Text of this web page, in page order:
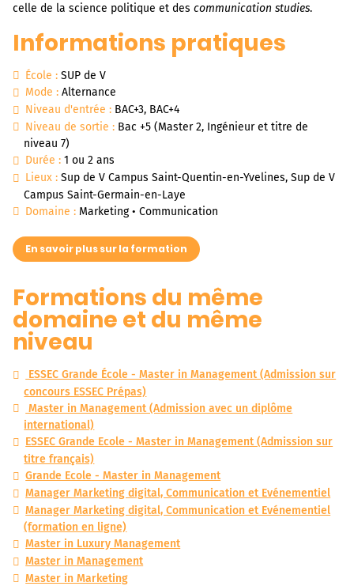
celle de la science politique et des communication studies.
Informations pratiques
École : SUP de V
Mode : Alternance
Niveau d'entrée : BAC+3, BAC+4
Niveau de sortie : Bac +5 (Master 2, Ingénieur et titre de
niveau 7)
Durée : 1 ou 2 ans
Lieux : Sup de V Campus Saint-Quentin-en-Yvelines, Sup de V
Campus Saint-Germain-en-Laye
Domaine : Marketing • Communication
En savoir plus sur la formation
Formations du même
domaine et du même
niveau
ESSEC Grande École - Master in Management (Admission sur
concours ESSEC Prépas)
Master in Management (Admission avec un diplôme
international)
ESSEC Grande Ecole - Master in Management (Admission sur
titre français)
Grande Ecole - Master in Management
Manager Marketing digital, Communication et Evénementiel
Manager Marketing digital, Communication et Evénementiel
(formation en ligne)
Master in Luxury Management
Master in Management
Master in Marketing